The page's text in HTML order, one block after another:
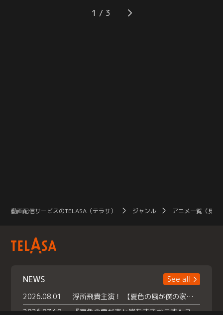
トをしているカフェで鉢合わせて、
ちょっと気まずい雰囲気に。と、思
さくらは、秋穂のためにもかならず
カードを捕まえると決意。「飛翔」
1
動画配信サービスのTELASA（テラサ） ジャンル アニメ一覧（見放
NEWS
See all
2026.08.01
浮所飛貴主演！ 【夏色の風が僕の家にやってきた】 本日よりテラサで独占配信スタート！
2026.07.18
『夏色の雲が恋と嵐をまきおこす』スペシャルメイキング 【Part1】2026年７月18日（土）23時30分～配信スタート！話題のシーンの裏側を大公開！豪華キャスト大集合！ 『武宮家 真夏の家族会議』開催！